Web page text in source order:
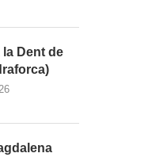
Dent de